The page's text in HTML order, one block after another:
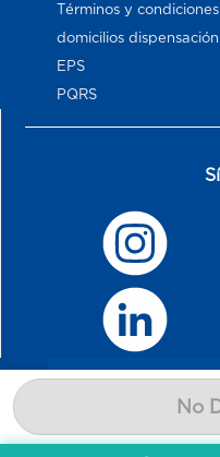
No
Términos y condiciones
domicilios dispensación
EPS
PQRS